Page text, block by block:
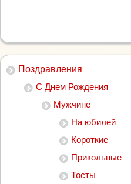
Поздравления
С Днем Рождения
Мужчине
На юбилей
Короткие
Прикольные
Тосты